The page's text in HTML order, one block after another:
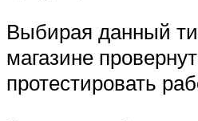
Выбирая данный
магазине
протестировать